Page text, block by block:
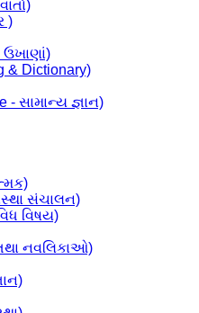
)
ઉખાણાં)
& Dictionary)
- સામાન્ય જ્ઞાન)
સંચાલન)
વિષય)
નવલિકાઓ)